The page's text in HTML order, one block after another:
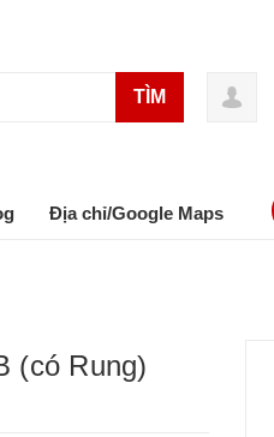
TÌM
Địa chỉ/Google Maps
(có Rung)